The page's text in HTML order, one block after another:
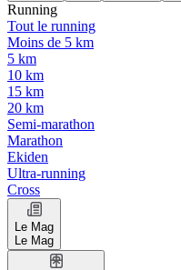
Running
Tout le running
Moins de 5 km
5 km
10 km
15 km
20 km
Semi-marathon
Marathon
Ekiden
Ultra-running
Cross
Le Mag
Le Mag